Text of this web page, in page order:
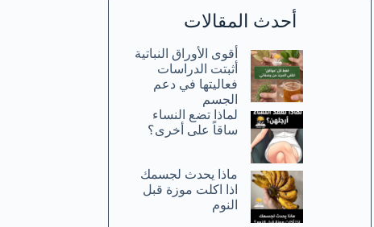
أحدث المقالات
أقوى الأوراق النباتية
أثبتت الدراسات
فعاليتها في دعم
الجسم
لماذا تضع النساء
ساقاً على أخرى؟
ماذا يحدث لجسمك
اذا اكلت موزة قبل
النوم